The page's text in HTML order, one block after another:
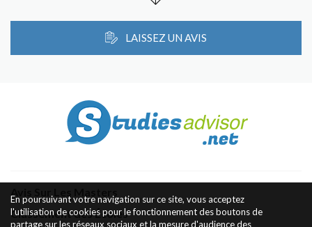
LAISSEZ UN AVIS
Classement des Écoles
En poursuivant votre navigation sur ce site, vous acceptez
l'utilisation de cookies pour le fonctionnement des boutons de
partage sur les réseaux sociaux et la mesure d'audience des